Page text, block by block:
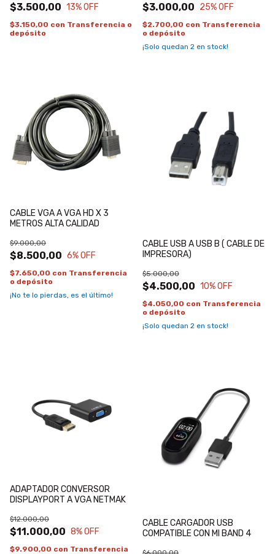
$3.500,00 13% OFF
$3.150,00 con Transferencia o
depósito
$3.000,00 25% OFF
$2.700,00 con Transferencia
o depósito
¡Solo quedan 2 en stock!
CABLE VGA A VGA HD X 3
METROS ALTA CALIDAD
$8.500,00
$9.000,00
6% OFF
$7.650,00 con Transferencia
o depósito
¡No te lo pierdas, es el último!
CABLE USB A USB B ( CABLE DE
IMPRESORA)
$4.500,00
$5.000,00
10% OFF
$4.050,00 con Transferencia
o depósito
¡Solo quedan 2 en stock!
ADAPTADOR CONVERSOR
DISPLAYPORT A VGA NETMAK
$11.000,00
$12.000,00
8% OFF
$9.900,00 con Transferencia
CABLE CARGADOR USB
COMPATIBLE CON MI BAND 4